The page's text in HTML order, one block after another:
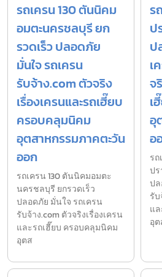
รถเครน 130 ตันนิคม
อมตะนครชลบุรี ยก
รวดเร็ว ปลอดภัย
มั่นใจ รถเครน
รับจ้าง.com ตัวจริง
เรื่องเครนและรถเฮี๊ยบ
ครอบคลุมนิคม
อุตสาหกรรมภาคตะวัน
ออก
รถเครน 130 ตันนิคมอมตะ
นครชลบุรี ยกรวดเร็ว
ปลอดภัย มั่นใจ รถเครน
รับจ้าง.com ตัวจริงเรื่องเครน
และรถเฮี๊ยบ ครอบคลุมนิคม
อุตส
ร
ป
ป
เ
จ
เ
อุ
อ
ร
ปร
ปล
รับ
แ
อุ